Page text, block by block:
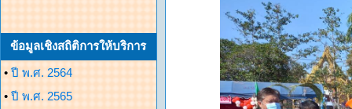
ข้อมูลเชิงสถิติการให้บริการ
• ปี พ.ศ. 2564
• ปี พ.ศ. 2565